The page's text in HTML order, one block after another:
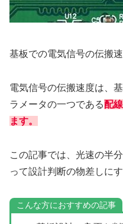
基板での電気信号の伝搬
電気信号の伝搬速度は、
ラメータの一つである配
ます。
この記事では、光速の半
って設計判断の物差しに
こんな方におすすめの記事